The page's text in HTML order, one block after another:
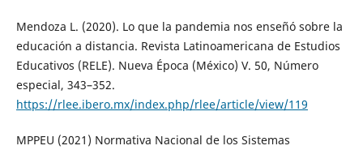
Mendoza L. (2020). Lo que la pandemia nos enseñó sobre la
educación a distancia. Revista Latinoamericana de Estudios
Educativos (RELE). Nueva Época (México) V. 50, Número
especial, 343–352.
https://rlee.ibero.mx/index.php/rlee/article/view/119
MPPEU (2021) Normativa Nacional de los Sistemas